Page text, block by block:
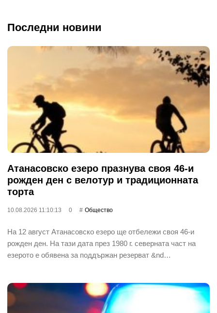
Последни новини
Атанасовско езеро празнува своя 46-и
рожден ден с велотур и традиционната
торта
10.08.2026 11:10:13 0 Общество
На 12 август Атанасовско езеро ще отбележи своя 46-и
рожден ден. На тази дата през 1980 г. северната част на
езерото е обявена за поддържан резерват &nd…